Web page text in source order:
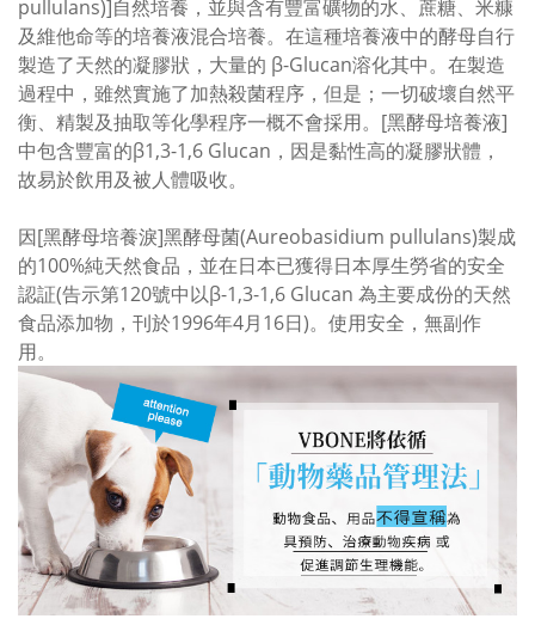
pullulans)]自然培養，並與含有豐富礦物的水、蔗糖、米糠
及維他命等的培養液混合培養。在這種培養液中的酵母自行
製造了天然的凝膠狀，大量的 β-Glucan溶化其中。在製造
過程中，雖然實施了加熱殺菌程序，但是；一切破壞自然平
衡、精製及抽取等化學程序一概不會採用。[黑酵母培養液]
中包含豐富的β1,3-1,6 Glucan，因是黏性高的凝膠狀體，
故易於飲用及被人體吸收。
因[黑酵母培養淚]黑酵母菌(Aureobasidium pullulans)製成
的100%純天然食品，並在日本已獲得日本厚生勞省的安全
認証(告示第120號中以β-1,3-1,6 Glucan 為主要成份的天然
食品添加物，刊於1996年4月16日)。使用安全，無副作
用。